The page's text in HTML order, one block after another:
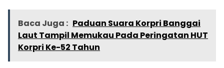
Baca Juga : Paduan Suara Korpri Banggai
Laut Tampil Memukau Pada Peringatan HUT
Korpri Ke-52 Tahun